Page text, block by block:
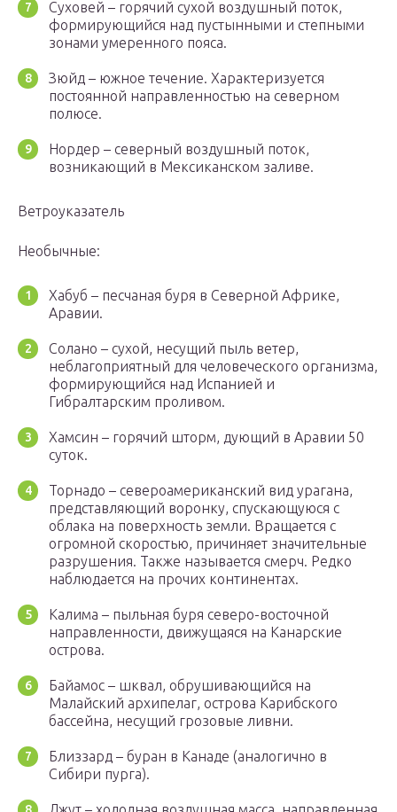
Суховей – горячий сухой воздушный поток,
формирующийся над пустынными и степными
зонами умеренного пояса.
Зюйд – южное течение. Характеризуется
постоянной направленностью на северном
полюсе.
Нордер – северный воздушный поток,
возникающий в Мексиканском заливе.
Ветроуказатель
Необычные:
Хабуб – песчаная буря в Северной Африке,
Аравии.
Солано – сухой, несущий пыль ветер,
неблагоприятный для человеческого организма,
формирующийся над Испанией и
Гибралтарским проливом.
Хамсин – горячий шторм, дующий в Аравии 50
суток.
Торнадо – североамериканский вид урагана,
представляющий воронку, спускающуюся с
облака на поверхность земли. Вращается с
огромной скоростью, причиняет значительные
разрушения. Также называется смерч. Редко
наблюдается на прочих континентах.
Калима – пыльная буря северо-восточной
направленности, движущаяся на Канарские
острова.
Байамос – шквал, обрушивающийся на
Малайский архипелаг, острова Карибского
бассейна, несущий грозовые ливни.
Близзард – буран в Канаде (аналогично в
Сибири пурга).